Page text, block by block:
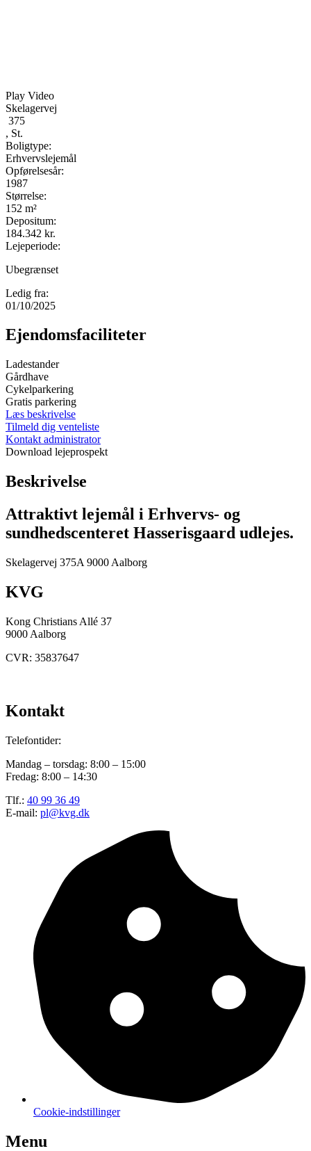
Play Video
Skelagervej
375
, St.
Boligtype:
Erhvervslejemål
Opførelsesår:
1987
Størrelse:
152 m²
Depositum:
184.342 kr.
Lejeperiode:
Ubegrænset
Ledig fra:
01/10/2025
Ejendomsfaciliteter
Ladestander
Gårdhave
Cykelparkering
Gratis parkering
Læs beskrivelse
Tilmeld dig venteliste
Kontakt administrator
Download lejeprospekt
Beskrivelse
Attraktivt lejemål i Erhvervs- og
sundhedscenteret Hasserisgaard udlejes.
Skelagervej 375A 9000 Aalborg
KVG
Kong Christians Allé 37
9000 Aalborg
CVR: 35837647
Kontakt
Telefontider:
Mandag – torsdag: 8:00 – 15:00
Fredag: 8:00 – 14:30
Tlf.: 40 99 36 49
E-mail: pl@kvg.dk
Cookie-indstillinger
Menu